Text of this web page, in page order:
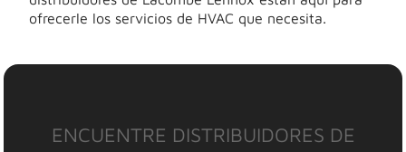
ofrecerle los servicios de HVAC que necesita.
ENCUENTRE DISTRIBUIDORES DE